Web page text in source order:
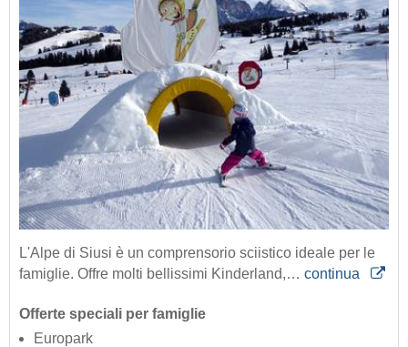
L'Alpe di Siusi è un comprensorio sciistico ideale per le
famiglie. Offre molti bellissimi Kinderland,… continua
Offerte speciali per famiglie
Europark